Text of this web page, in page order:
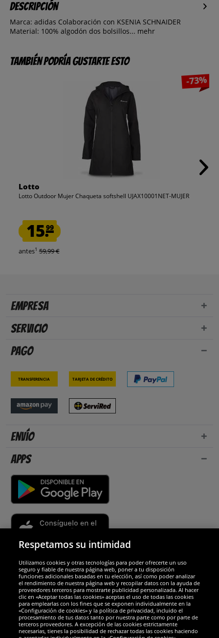
Descripción
Marca: adidas Colaboración con KSENIA SCHNAIDER
Material: 100% algodón dos bolsillos... mehr
También podría gustarte esto
-73%
Lotto
Lotto Outdoor Mujer Chaqueta softshell UJAX10001NET-MUJER
15.99
antes1 59,99 €
Empresa
Servicio
Pago
Transferencia Tarjeta de crédito
Envío
Apps
Socios y seguridad
Galardones
Respetamos su intimidad
Utilizamos cookies y otras tecnologías para poder ofrecerte un uso
seguro y fiable de nuestra página web, poner a tu disposición
funciones adicionales basadas en tu elección, así como poder analizar
el rendimiento de nuestra página web y recopilar datos con la ayuda de
proveedores terceros para mostrarte publicidad personalizada. Al hacer
clic en «Aceptar todas las cookies» aceptas el uso de todas las cookies
para emplearlas con los fines que se exponen individualmente en la
«Configuración de cookies» y la política de privacidad, incluido el
procesamiento de tus datos tanto por nuestra parte como por parte de
terceros proveedores. A excepción de las cookies estrictamente
necesarias, tienes la posibilidad de rechazar todas las cookies haciendo